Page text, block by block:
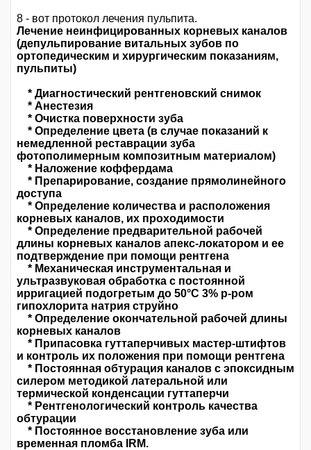
8 - вот протокол лечения пульпита.
Лечение неинфицированных корневых каналов
(депульпирование витальных зубов по
ортопедическим и хирургическим показаниям,
пульпиты)
* Диагностический рентгеновский снимок
* Анестезия
* Очистка поверхности зуба
* Определение цвета (в случае показаний к
немедленной реставрации зуба
фотополимерным композитным материалом)
* Наложение коффердама
* Препарирование, создание прямолинейного
доступа
* Определение количества и расположения
корневых каналов, их проходимости
* Определение предварительной рабочей
длины корневых каналов апекс-локатором и ее
подтверждение при помощи рентгена
* Механическая инструментальная и
ультразвуковая обработка с постоянной
ирригацией подогретым до 50°С 3% р-ром
гипохлорита натрия струйно
* Определение окончательной рабочей длины
корневых каналов
* Припасовка гуттаперчивых мастер-штифтов
и контроль их положения при помощи рентгена
* Постоянная обтурация каналов с эпоксидным
силером методикой латеральной или
термической конденсации гуттаперчи
* Рентгенологический контроль качества
обтурации
* Постоянное восстановление зуба или
временная пломба IRM.